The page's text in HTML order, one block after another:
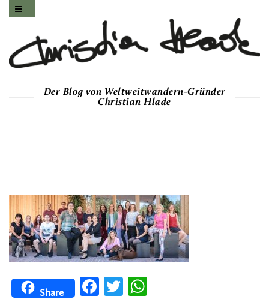
Der Blog von Weltweitwandern-Gründer
Christian Hlade
Share
FacebookTwitter